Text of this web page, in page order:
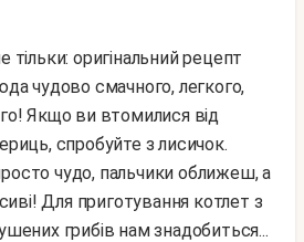
чудово смачного, легкого,
Якщо ви втомилися від
спробуйте з лисичок.
чудо, пальчики оближеш, а
Для приготування котлет з
грибів нам знадобиться...